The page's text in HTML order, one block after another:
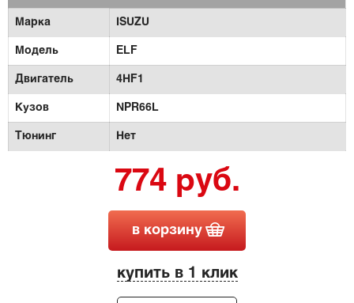
Марка ISUZU
Модель ELF
Двигатель 4HF1
Кузов NPR66L
Тюнинг Нет
774 руб.
в корзину
купить в 1 клик